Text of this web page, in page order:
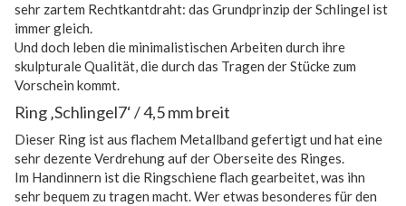
sehr zartem Rechtkantdraht: das Grundprinzip der Schlingel ist
immer gleich.
Und doch leben die minimalistischen Arbeiten durch ihre
skulpturale Qualität, die durch das Tragen der Stücke zum
Vorschein kommt.
Ring ‚Schlingel7‘ / 4,5 mm breit
Dieser Ring ist aus flachem Metallband gefertigt und hat eine
sehr dezente Verdrehung auf der Oberseite des Ringes.
Im Handinnern ist die Ringschiene flach gearbeitet, was ihn
sehr bequem zu tragen macht. Wer etwas besonderes für den